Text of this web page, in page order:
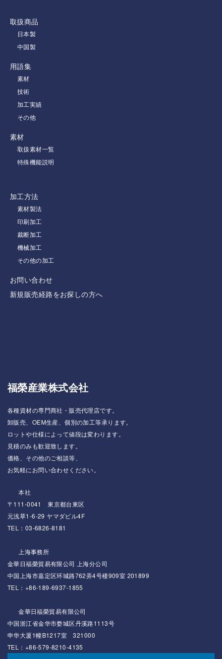
取扱商品
日本製
中国製
用語集
素材
技術
加工実績
その他
素材
取扱素材一覧
特殊機能説明
加工方法
素材製法
印刷加工
裁断加工
機械加工
その他の加工
お問い合わせ
新規販売経路をお探しの方へ
福榮産業株式会社
各種資材の専門商社・販売代理店です。
卸販売、OEM生産、個別の加工等承ります。
ロットや仕様によって値段は変わります。
見積のみも歓迎致します。
価格、その他のご相談等、
お気軽にお問い合わせください。
本社
〒111-0041 東京都台東区
元浅草1-6-29 ヤマダビル4F
TEL：03-6826-8181
上海事務所
金華日福榮貿易有限公司 上海分公司
中国上海市嘉定区环城路762弄4号楼909室 201899
TEL：+86-189-6937-1855
金華日福榮貿易有限公司
中国浙江省金华市婺城区丹溪路1113号
申华大厦1幢B1217室 321000
TEL：+86-579-8210-4135